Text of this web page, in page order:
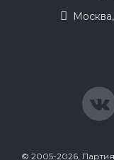
© 2005-2026,